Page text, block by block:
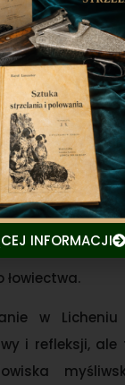
również
Dian
z Aleksandrą
rolę w
w
oraz
łowiectwa.
w
i refleksji, ale
INFORMACJI